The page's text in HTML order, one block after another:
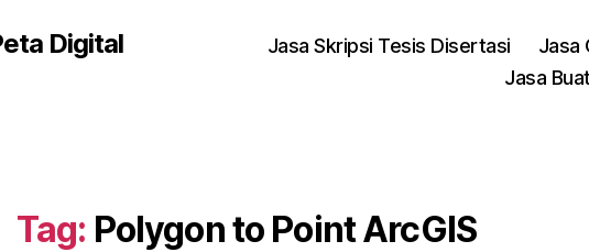
Digital Jasa Skripsi Tesis Disertasi Jasa
Jasa
Tag: Polygon to Point ArcGIS